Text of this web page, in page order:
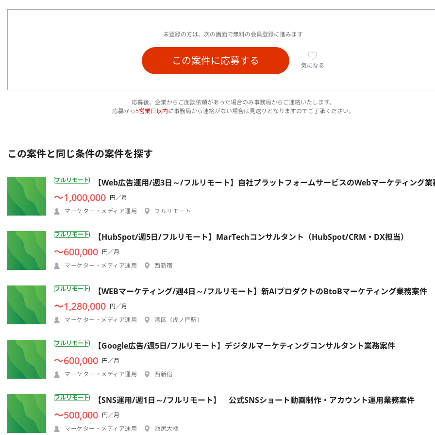
未登録の方は、次の画面で無料の会員登録に進みます
この案件に応募する 気になる
応募後、企業からご面談依頼があった場合のみ事務局からご連絡いたします。
応募から5営業日以内に事務局から連絡がない場合は見送りとなりますのでご了承ください。
この案件と同じ条件の案件を探す
フルリモート 【Web広告運用/週3日～/フルリモート】自社プラットフォームサービスのWebマーケティング業
〜1,000,000 円／月
マーケター・メディア運用
フルリモート
フルリモート 【HubSpot/週5日/フルリモート】MarTechコンサルタント（HubSpot/CRM・DX担当）
〜600,000 円／月
マーケター・メディア運用
西新宿
フルリモート 【WEBマーケティング/週4日～/フルリモート】新AIプロダクトのBtoBマーケティング業務案件
〜1,280,000 円／月
マーケター・メディア運用
港区（虎ノ門駅）
フルリモート 【Google広告/週5日/フルリモート】デジタルマーケティングコンサルタント業務案件
〜600,000 円／月
マーケター・メディア運用
西新宿
フルリモート 【SNS運用/週1日～/フルリモート】 公式SNSショート動画制作・アカウント運用業務案件
〜500,000 円／月
マーケター・メディア運用
池尻大橋